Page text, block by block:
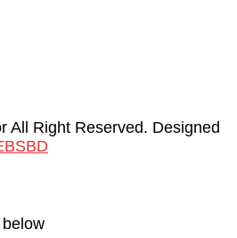
All Right Reserved. Designed